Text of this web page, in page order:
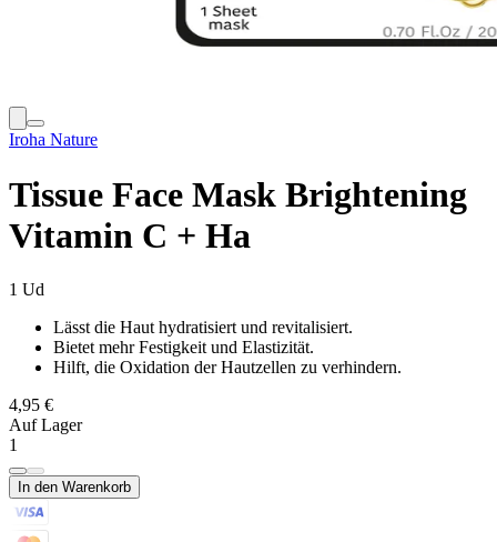
Iroha Nature
Tissue Face Mask Brightening
Vitamin C + Ha
1 Ud
Lässt die Haut hydratisiert und revitalisiert.
Bietet mehr Festigkeit und Elastizität.
Hilft, die Oxidation der Hautzellen zu verhindern.
4,95 €
Auf Lager
1
In den Warenkorb